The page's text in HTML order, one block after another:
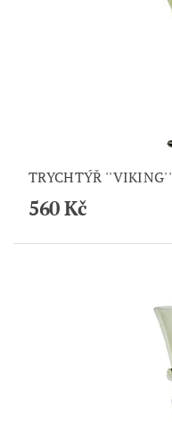
TRYCHTÝŘ
560 Kč